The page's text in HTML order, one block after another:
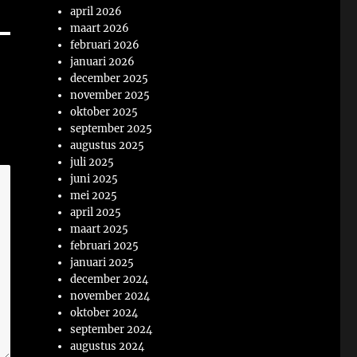
april 2026
maart 2026
februari 2026
januari 2026
december 2025
november 2025
oktober 2025
september 2025
augustus 2025
juli 2025
juni 2025
mei 2025
april 2025
maart 2025
februari 2025
januari 2025
december 2024
november 2024
oktober 2024
september 2024
augustus 2024